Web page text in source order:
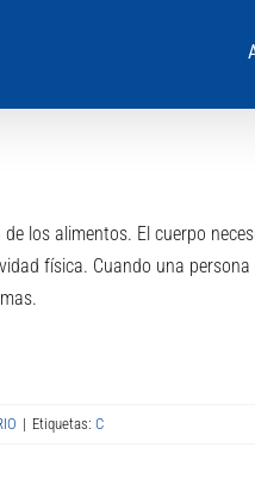
los alimentos. El cuerpo
física. Cuando una
| Etiquetas: C